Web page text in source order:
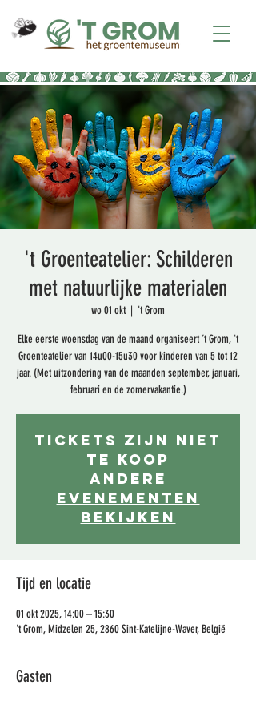
't Groenteatelier: Schilderen
met natuurlijke materialen
wo 01 okt
  |
't Grom
Elke eerste woensdag van de maand organiseert ’t Grom, 't
Groenteatelier van 14u00-15u30 voor kinderen van 5 tot 12
jaar. (Met uitzondering van de maanden september, januari,
februari en de zomervakantie.)
Tickets zijn niet
te koop
Andere
evenementen
bekijken
Tijd en locatie
01 okt 2025, 14:00 – 15:30
't Grom, Midzelen 25, 2860 Sint-Katelijne-Waver, België
Gasten